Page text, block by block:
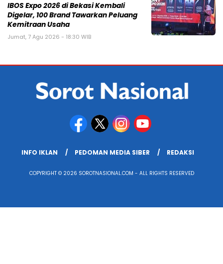
IBOS Expo 2026 di Bekasi Kembali
Digelar, 100 Brand Tawarkan Peluang
Kemitraan Usaha
Jumat, 7 Agu 2026 - 18:30 WIB
INFO IKLAN PEDOMAN MEDIA SIBER REDAKSI
COPYRIGHT © 2026 SOROTNASIONAL.COM - ALL RIGHTS RESERVED